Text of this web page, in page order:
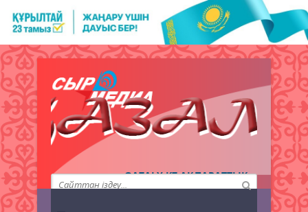
QAZALY.KZ АҚПАРАТТЫҚ
АГЕНТТІГІ